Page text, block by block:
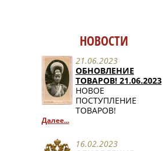
НОВОСТИ
21.06.2023
ОБНОВЛЕНИЕ
ТОВАРОВ! 21.06.2023
НОВОЕ
ПОСТУПЛЕНИЕ
ТОВАРОВ!
Далее...
16.02.2023